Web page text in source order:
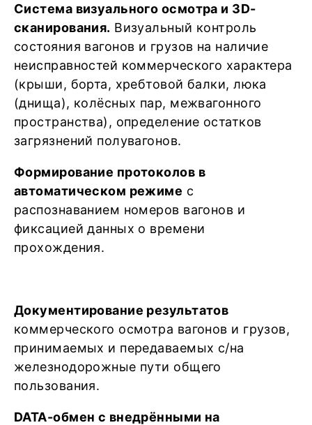
Система визуального осмотра и 3D-
сканирования. Визуальный контроль
состояния вагонов и грузов на наличие
неисправностей коммерческого характера
(крыши, борта, хребтовой балки, люка
(днища), колёсных пар, межвагонного
пространства), определение остатков
загрязнений полувагонов.
Формирование протоколов в
автоматическом режиме с
распознаванием номеров вагонов и
фиксацией данных о времени
прохождения.
Документирование результатов
коммерческого осмотра вагонов и грузов,
принимаемых и передаваемых с/на
железнодорожные пути общего
пользования.
DATA-обмен с внедрёнными на